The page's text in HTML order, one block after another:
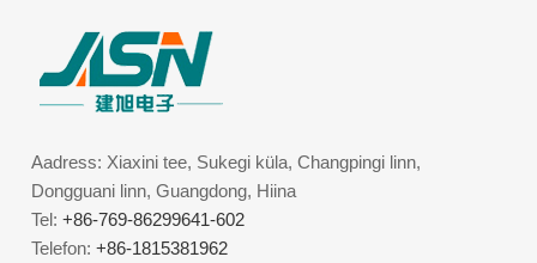
Aadress: Xiaxini tee, Sukegi küla, Changpingi linn,
Dongguani linn, Guangdong, Hiina
Tel:+86-769-86299641-602
Telefon:+86-1815381962